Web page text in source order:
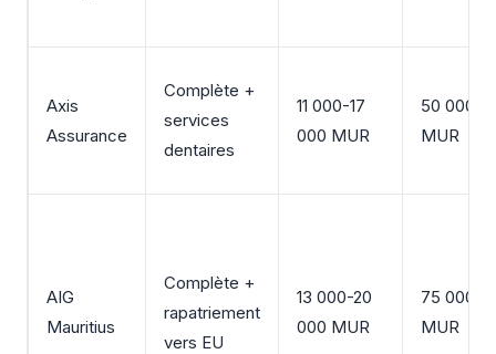
Axis
Assurance
Complète +
services
dentaires
11 000-17
000 MUR
50 000
MUR
AIG
Mauritius
Complète +
rapatriement
vers EU
13 000-20
000 MUR
75 000
MUR